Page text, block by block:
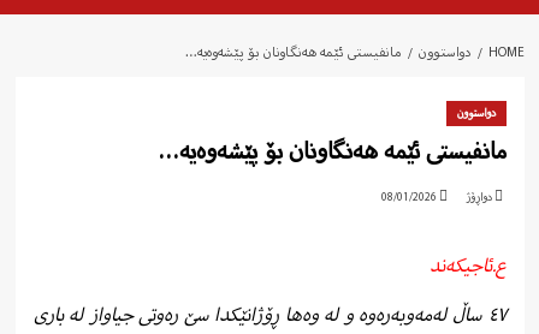
HOME دواستوون مانفیستی ئێمە هەنگاونان بۆ پێشەوەیە…
دواستوون
مانفیستی ئێمە هەنگاونان بۆ پێشەوەیە…
دواڕۆژ 08/01/2026
ع.ئاجیکەند
٤٧ ساڵ لەمەوبەرەوە و لە وەها ڕۆژانێکدا سێ رەوتی جیاواز لە باری